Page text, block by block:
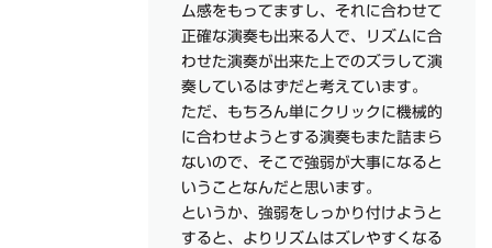
ム感をもってますし、それに合わせて
正確な演奏も出来る人で、リズムに合
わせた演奏が出来た上でのズラして演
奏しているはずだと考えています。
ただ、もちろん単にクリックに機械的
に合わせようとする演奏もまた詰まら
ないので、そこで強弱が大事になると
いうことなんだと思います。
というか、強弱をしっかり付けようと
すると、よりリズムはズレやすくなる